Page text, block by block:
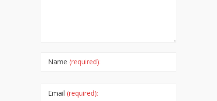
Name (required):
Email (required):